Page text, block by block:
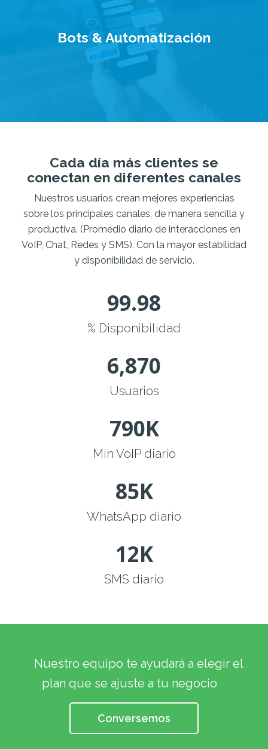
Bots & Automatización
Cada día más clientes se
conectan en diferentes canales
Nuestros usuarios crean mejores experiencias
sobre los principales canales, de manera sencilla y
productiva. (Promedio diario de interacciones en
VoIP, Chat, Redes y SMS). Con la mayor estabilidad
y disponibilidad de servicio.
99.98
% Disponibilidad
6,870
Usuarios
790K
Min VoIP diario
85K
WhatsApp diario
12K
SMS diario
Nuestro equipo te ayudará a elegir el
plan que se ajuste a tu negocio
Conversemos